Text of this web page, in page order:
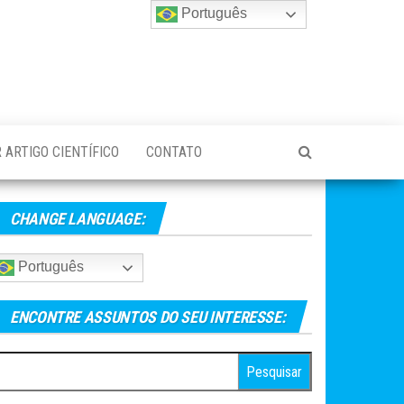
CIENTÍFICO CONTATO
CHANGE LANGUAGE:
Português
ENCONTRE ASSUNTOS DO SEU INTERESSE:
Português